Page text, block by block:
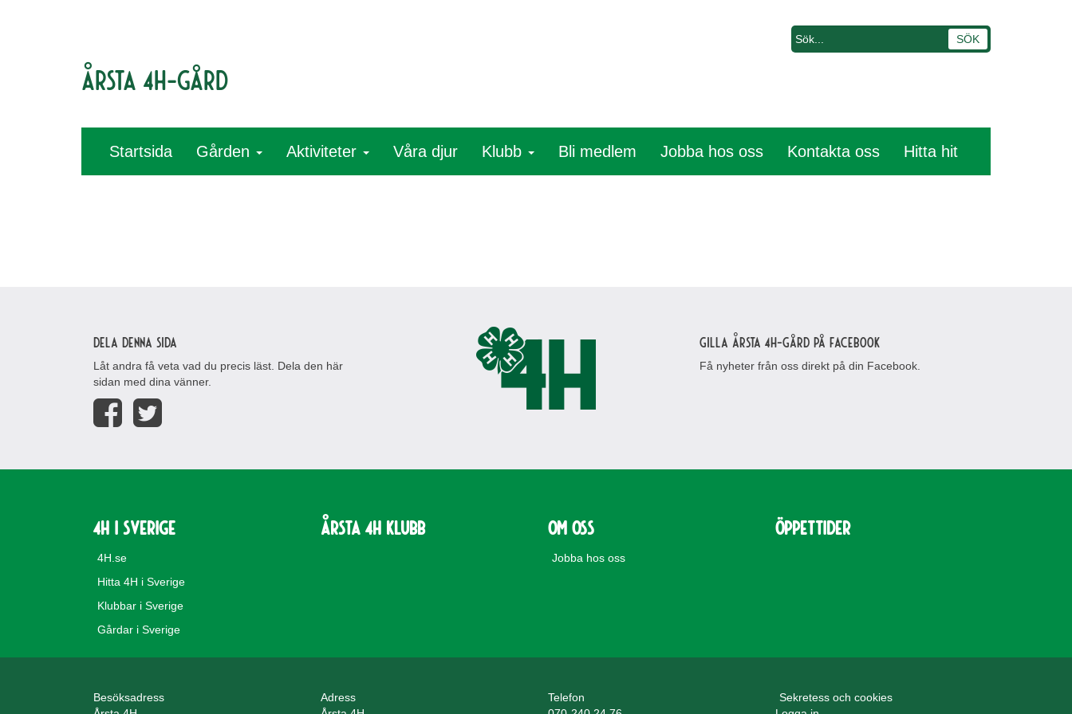
Årsta 4H-gård
Startsida Gården Aktiviteter Våra djur Klubb Bli medlem Jobba hos oss Kontakta oss Hitta hit
Dela denna sida
Låt andra få veta vad du precis läst. Dela den här
sidan med dina vänner.
Gilla Årsta 4H-gård på Facebook
Få nyheter från oss direkt på din Facebook.
4H i Sverige
4H.se
Hitta 4H i Sverige
Klubbar i Sverige
Gårdar i Sverige
Årsta 4H Klubb Om oss
Jobba hos oss
Öppettider
Besöksadress
Adress
Telefon
Sekretess och cookies